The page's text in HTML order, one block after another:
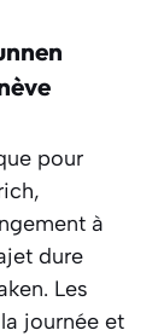
pour
à
dure
Les
journée et